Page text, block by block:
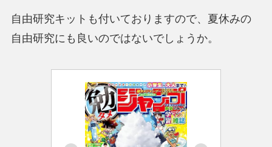
自由研究キットも付いておりますので、夏休みの
自由研究にも良いのではないでしょうか。